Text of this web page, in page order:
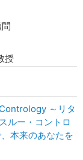
授
～リタ
ルー・コントロ
本来のあなたを